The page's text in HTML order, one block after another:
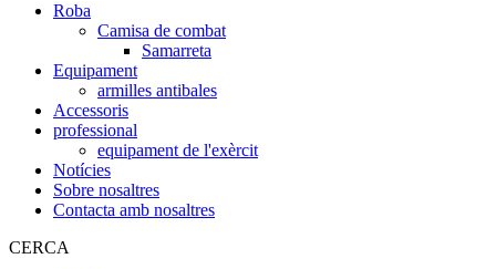
Roba
Camisa de combat
Samarreta
Equipament
armilles antibales
Accessoris
professional
equipament de l'exèrcit
Notícies
Sobre nosaltres
Contacta amb nosaltres
CERCA